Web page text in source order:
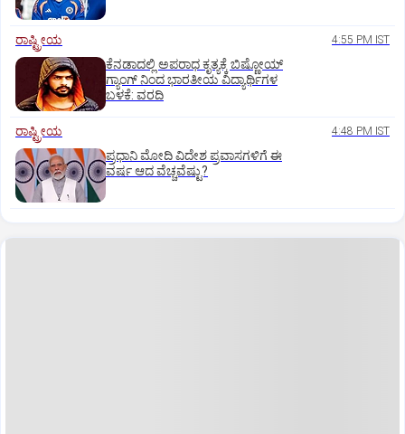
ರಾಷ್ಟ್ರೀಯ 4:55 PM IST
ಕೆನಡಾದಲ್ಲಿ ಅಪರಾಧ ಕೃತ್ಯಕ್ಕೆ ಬಿಷ್ಣೋಯ್
ಗ್ಯಾಂಗ್ ನಿಂದ ಭಾರತೀಯ ವಿದ್ಯಾರ್ಥಿಗಳ
ಬಳಕೆ: ವರದಿ
ರಾಷ್ಟ್ರೀಯ 4:48 PM IST
ಪ್ರಧಾನಿ ಮೋದಿ ವಿದೇಶ ಪ್ರವಾಸಗಳಿಗೆ ಈ
ವರ್ಷ ಆದ ವೆಚ್ಚವೆಷ್ಟು?